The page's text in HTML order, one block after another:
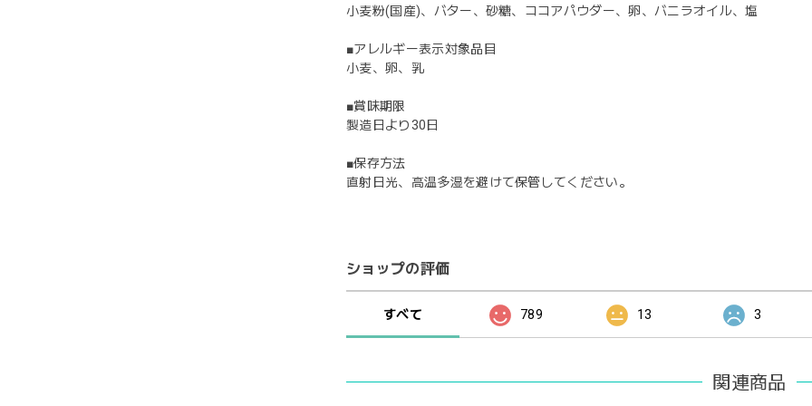
小麦粉(国産)、バター、砂糖、ココアパウダー、卵、バニラオイル、塩
■アレルギー表示対象品目
小麦、卵、乳
■賞味期限
製造日より30日
■保存方法
直射日光、高温多湿を避けて保管してください。
ショップの評価
すべて 789 13 3
関連商品